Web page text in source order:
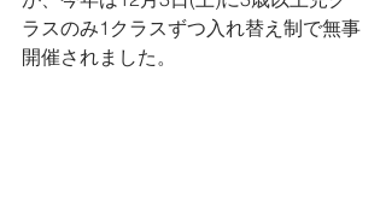
ラスのみ1クラスずつ入れ替え制で無事
開催されました。